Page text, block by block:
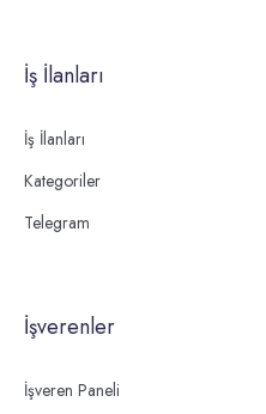
İş İlanları
İş İlanları
Kategoriler
Telegram
İşverenler
İşveren Paneli